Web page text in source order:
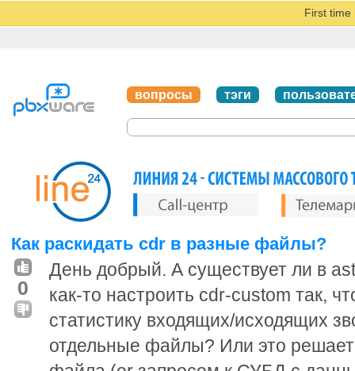
First time
вопросы тэги
Как раскидать cdr в разные файлы?
0
День добрый. А существует ли в
как-то настроить cdr-custom так,
статистику входящих/исходящих
отдельные файлы? Или это